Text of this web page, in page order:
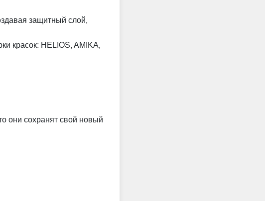
защитный слой,
красок: HELIOS, AMIKA,
они сохранят свой новый